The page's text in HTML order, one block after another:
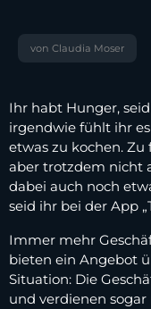
von Claudia Moser
Ihr habt Hunger,
irgendwie fühlt ihr
etwas zu kochen.
aber trotzdem nicht
dabei auch noch
seid ihr bei der App
Immer mehr
bieten ein Angebot
Situation: Die
und verdienen